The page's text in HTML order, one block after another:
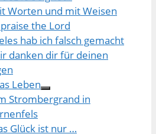
Worten und mit Weisen
the Lord
hab ich falsch gemacht
danken dir für deinen
Leben
Strombergrand in
Glück ist nur …